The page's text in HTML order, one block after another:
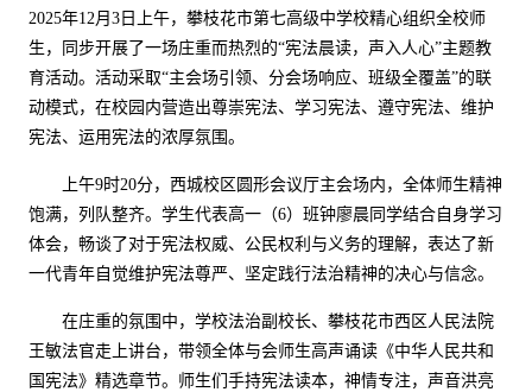
2025年12月 3日上午，攀枝花市第七高级中学校精心组织全校师
生，同步开展了一场庄重而热烈的“宪法晨读，声入人心”主题教
育活动。活动采取“主会场引领、分会场响应、班级全覆盖”的联
动模式，在校园内营造出尊崇宪法、学习宪法、遵守宪法、维护
宪法、运用宪法的浓厚氛围。
上午9时20分，西城校区圆形会议厅主会场内，全体师生精神
饱满，列队整齐。学生代表高一（6）班钟廖晨同学结合自身学习
体会，畅谈了对于宪法权威、公民权利与义务的理解，表达了新
一代青年自觉维护宪法尊严、坚定践行法治精神的决心与信念。
在庄重的氛围中，学校法治副校长、攀枝花市西区人民法院
王敏法官走上讲台，带领全体与会师生高声诵读《中华人民共和
国宪法》精选章节。师生们手持宪法读本，神情专注，声音洪亮